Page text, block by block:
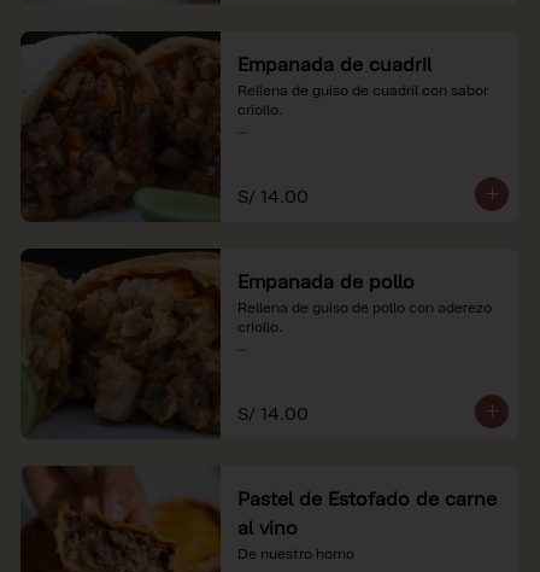
Empanada de cuadril
Rellena de guiso de cuadril con sabor
criollo.
S/ 14.00
Empanada de pollo
Rellena de guiso de pollo con aderezo
criollo.
S/ 14.00
Pastel de Estofado de carne
al vino
De nuestro horno